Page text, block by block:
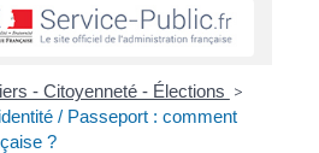
- Citoyenneté - Élections >
/ Passeport : comment
?